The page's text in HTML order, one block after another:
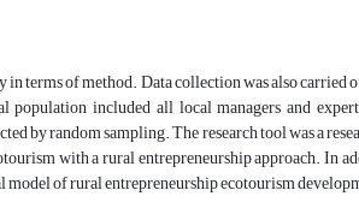
terms of method. Data collection was also carried
included all local managers and
by random sampling. The research tool was a
with a rural entrepreneurship approach. In
model of rural entrepreneurship ecotourism